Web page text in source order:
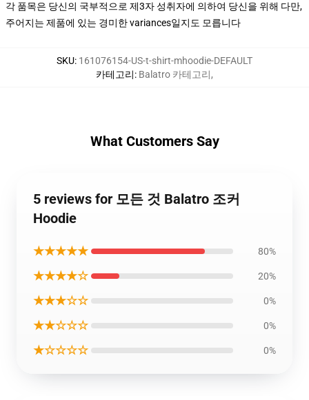
각 품목은 당신의 국부적으로 제3자 성취자에 의하여 당신을 위해 다만,
주어지는 제품에 있는 경미한 variances일지도 모릅니다
SKU: 161076154-US-t-shirt-mhoodie-DEFAULT
카테고리: Balatro 카테고리,
What Customers Say
5 reviews for 모든 것 Balatro 조커
Hoodie
★★★★★ 80%
★★★★☆ 20%
★★★☆☆ 0%
★★☆☆☆ 0%
★☆☆☆☆ 0%